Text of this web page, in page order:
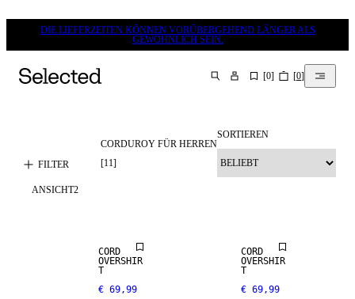
DIE LIEFERZEITEN KÖNNEN VORÜBERGEHEND LÄNGER ALS
GEWÖHNLICH SEIN.
SUCHEN [0] [0]
FILTER
CORDUROY FÜR HERREN
[11]
SORTIEREN
ANSICHT2
CORD
OVERSHIR
T
€ 69,99
CORD
OVERSHIR
T
€ 69,99
NEW